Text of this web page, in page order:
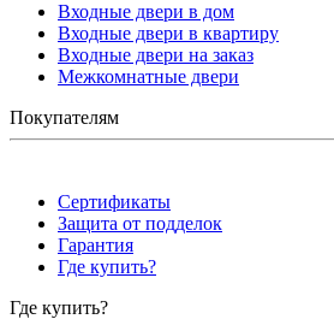
Входные двери в дом
Входные двери в квартиру
Входные двери на заказ
Межкомнатные двери
Покупателям
Сертификаты
Защита от подделок
Гарантия
Где купить?
Где купить?